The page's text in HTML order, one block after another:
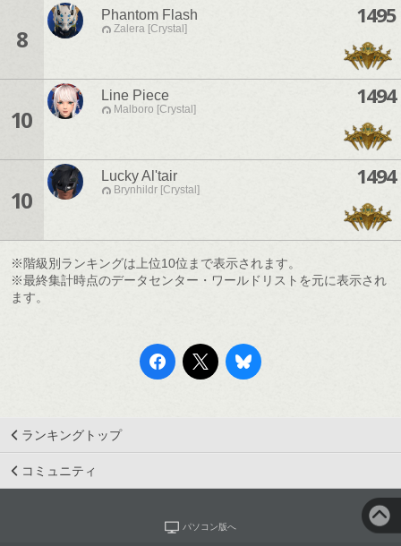
8
Phantom Flash
Zalera [Crystal]
1495
10
Line Piece
Malboro [Crystal]
1494
10
Lucky Al'tair
Brynhildr [Crystal]
1494
※階級別ランキングは上位10位まで表示されます。
※最終集計時点のデータセンター・ワールドリストを元に表示され
ます。
ランキングトップ
コミュニティ
パソコン版へ